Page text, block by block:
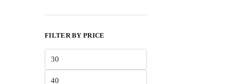
FILTER BY PRICE
min